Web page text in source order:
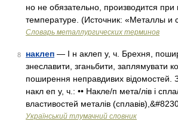
но не обязательно, производится при
температуре. (Источник: «Металлы и
Словарь металлургических терминов
8 наклеп — I н аклеп у, ч. Брехня,
знеславити, зганьбити, заплямувати
поширення неправдивих відомостей.
накл еп у, ч.: •• Накле/п мета/лів і спла/
властивостей металів
Український тлумачний словник